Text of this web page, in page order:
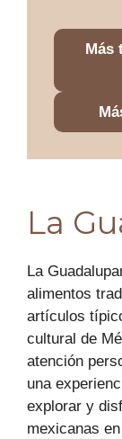
Más
La
La
alimentos
artículos
cultural de
atención
una
explorar y
mexicanas